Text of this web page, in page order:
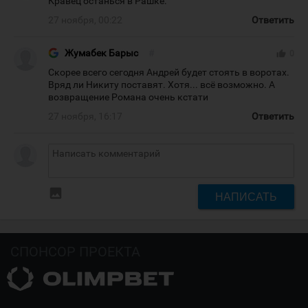
Ответить
Жумабек Барыс
Скорее всего сегодня Андрей будет стоять в воротах.
Вряд ли Никиту поставят. Хотя... всё возможно. А
возвращение Романа очень кстати
Ответить
НАПИСАТЬ